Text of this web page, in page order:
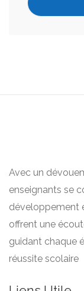
Avec un
enseignants se
développement
offrent une
guidant chaque
réussite scolaire